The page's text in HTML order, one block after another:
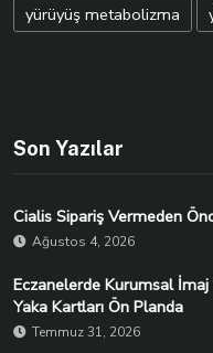
yürüyüş metabolizma
Son Yazılar
Cialis Sipariş Vermeden
Ağustos 4, 2026
Eczanelerde Kurumsal
Yaka Kartları Ön Planda
Temmuz 31, 2026